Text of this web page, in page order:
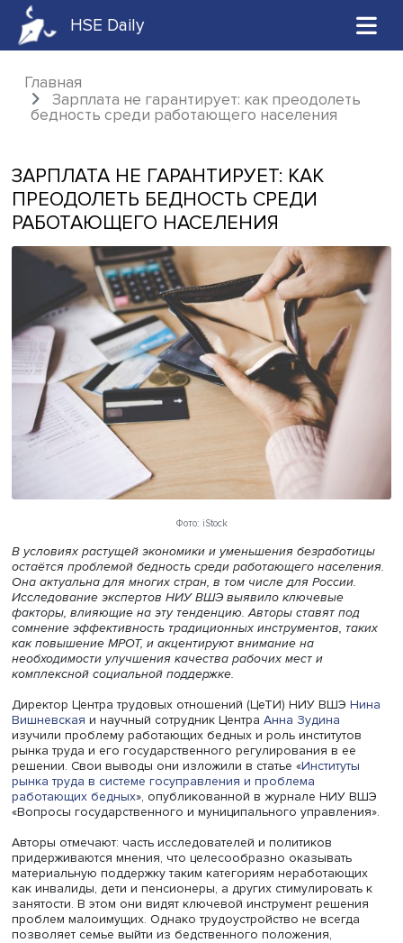
HSE Daily
Главная
Зарплата не гарантирует: как
ЗАРПЛАТА НЕ ГАРАНТИРУЕТ: КАК
ПРЕОДОЛЕТЬ БЕДНОСТЬ СРЕДИ
РАБОТАЮЩЕГО НАСЕЛЕНИЯ
Фото: iStock
В условиях растущей экономики и уменьшения
остаётся проблемой бедность среди работающего
Она актуальна для многих стран, в том числе для
Исследование экспертов НИУ ВШЭ выявило ключевые
факторы, влияющие на эту тенденцию. Авторы ставят
сомнение эффективность традиционных инструментов,
как повышение МРОТ, и акцентируют внимание на
необходимости улучшения качества рабочих мест и
комплексной социальной поддержке.
Директор Центра трудовых отношений (ЦеТИ) НИУ ВШЭ
изучили проблему работающих бедных и роль
рынка труда и его государственного регулирования в
решении. Свои выводы они изложили в статье «
рынка труда в системе госуправления и проблема
работающих бедных», опубликованной в журнале
«Вопросы государственного и муниципального